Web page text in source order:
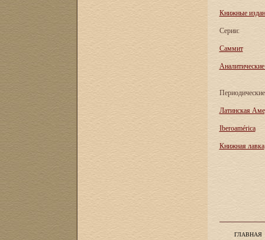
Книжные
Серии:
Саммит
Аналитические
Латинская
Iberoamérica
Книжная лавка
ГЛАВНАЯ